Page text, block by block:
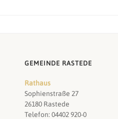
GEMEINDE RASTEDE
Rathaus
Sophienstraße 27
26180 Rastede
Telefon: 04402 920-0